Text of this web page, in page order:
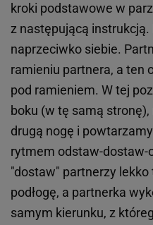
kroki podstawowe w
z następującą
naprzeciwko siebie.
ramieniu partnera, a ten
pod ramieniem. W tej
boku (w tę samą
drugą nogę i
rytmem odstaw-dostaw-
"dostaw" partnerzy
podłogę, a partnerka
samym kierunku, z